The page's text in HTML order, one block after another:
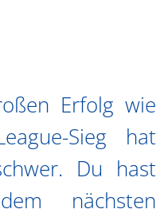
Erfolg wie
Sieg hat
Du hast
nächsten